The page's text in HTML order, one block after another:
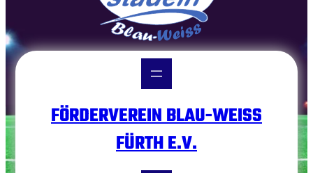
FÖRDERVEREIN BLAU-WEISS F
ÜRTH E.V.